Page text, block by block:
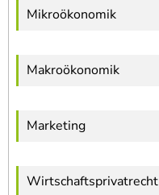
Mikroökonomik
Makroökonomik
Marketing
Wirtschaftsprivatrecht